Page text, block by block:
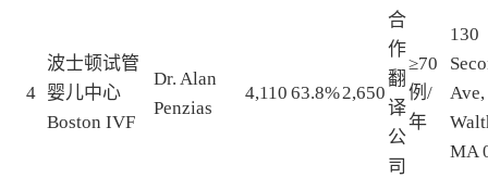
4
波士顿试管
婴儿中心
Boston IVF
Dr. Alan
Penzias
4,110 63.8%2,650
合
作
翻
译
公
司
≥70
例/
年
130
Ave,
MA